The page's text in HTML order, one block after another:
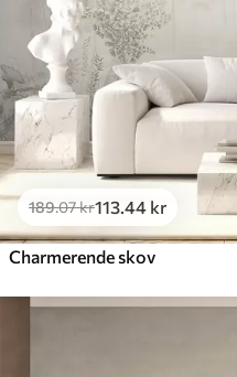
Premium vinyl
516.67310.00kr
Peel and Stick
666 .67 .00
189.07kr113 .44 kr
Charmerende skov